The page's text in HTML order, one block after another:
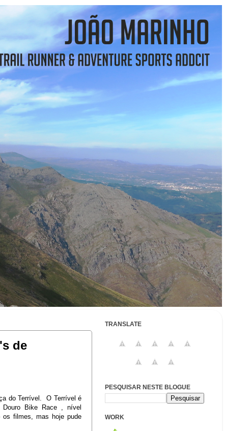
de
do Terrível. O Terrível é
Bike Race , nível
os filmes, mas hoje pude
TRANSLATE
PESQUISAR NESTE BLOGUE
WORK